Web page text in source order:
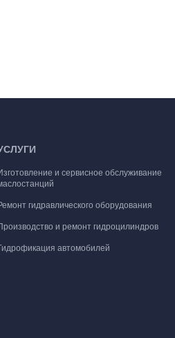
и сервисное обслуживание
гидравлического оборудования
и ремонт гидроцилиндров
автомобилей